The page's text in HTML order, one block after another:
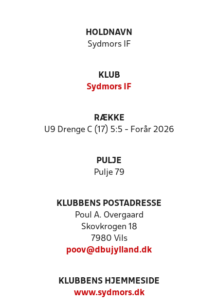
HOLDNAVN
Sydmors IF
KLUB
Sydmors IF
RÆKKE
U9 Drenge C (17) 5:5 - Forår 2026
PULJE
Pulje 79
KLUBBENS POSTADRESSE
Poul A. Overgaard
Skovkrogen 18
7980 Vils
poov@dbujylland.dk
KLUBBENS HJEMMESIDE
www.sydmors.dk